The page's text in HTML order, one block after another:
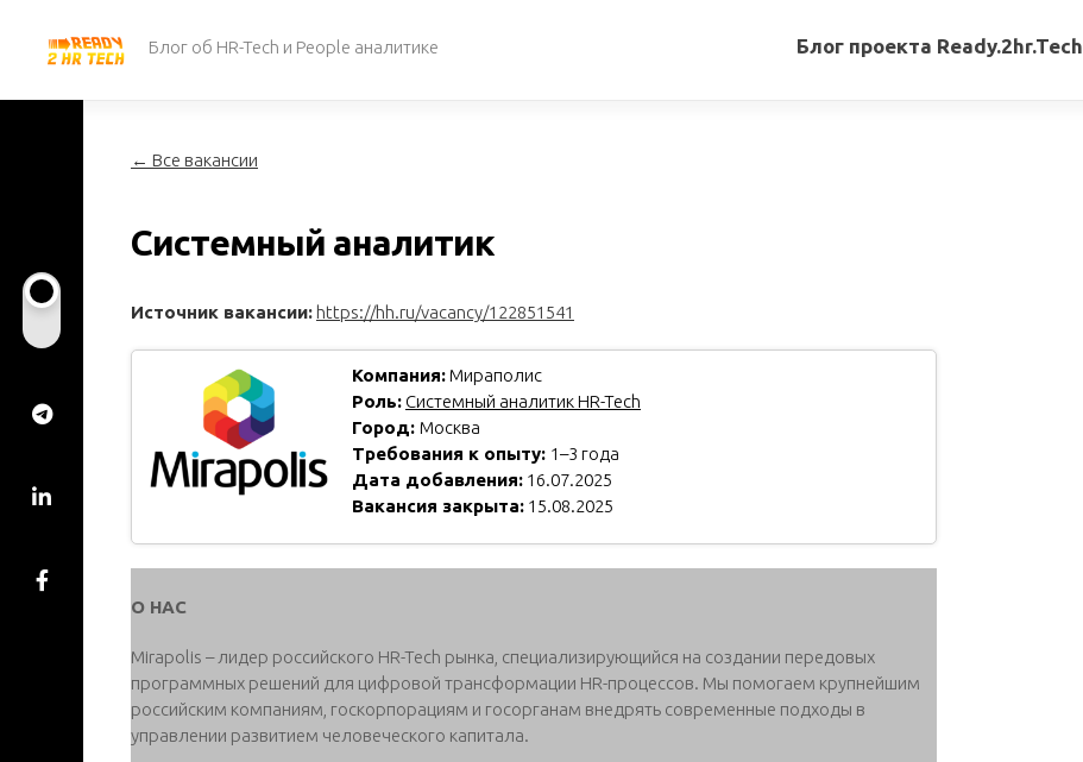
содержанию
Блог об HR-Tech и People аналитике Блог проекта Ready.2hr.Tech
← Все вакансии
Системный аналитик
Источник вакансии: https://hh.ru/vacancy/122851541
Компания:Мираполис
Роль: Системный аналитик HR-Tech
Город: Москва
Требования к опыту: 1–3 года
Дата добавления: 16.07.2025
Вакансия закрыта: 15.08.2025
О НАС
Mirapolis – лидер российского HR-Tech рынка, специализирующийся на создании передовых
программных решений для цифровой трансформации HR-процессов. Мы помогаем крупнейшим
российским компаниям, госкорпорациям и госорганам внедрять современные подходы в
управлении развитием человеческого капитала.